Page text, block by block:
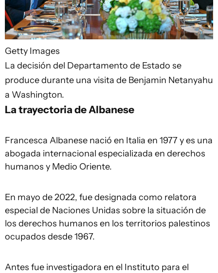
Getty Images
La decisión del Departamento de Estado se
produce durante una visita de Benjamin Netanyahu
a Washington.
La trayectoria de Albanese
Francesca Albanese nació en Italia en 1977 y es una
abogada internacional especializada en derechos
humanos y Medio Oriente.
En mayo de 2022, fue designada como relatora
especial de Naciones Unidas sobre la situación de
los derechos humanos en los territorios palestinos
ocupados desde 1967.
Antes fue investigadora en el Instituto para el